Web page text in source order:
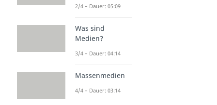
Dauer: 03:37
Dauer: 02:14
Kognitivismus
Kognition
Nativismus
2/4 – Dauer: 05:09
Was sind
Medien?
3/4 – Dauer: 04:14
Massenmedien
4/4 – Dauer: 03:14